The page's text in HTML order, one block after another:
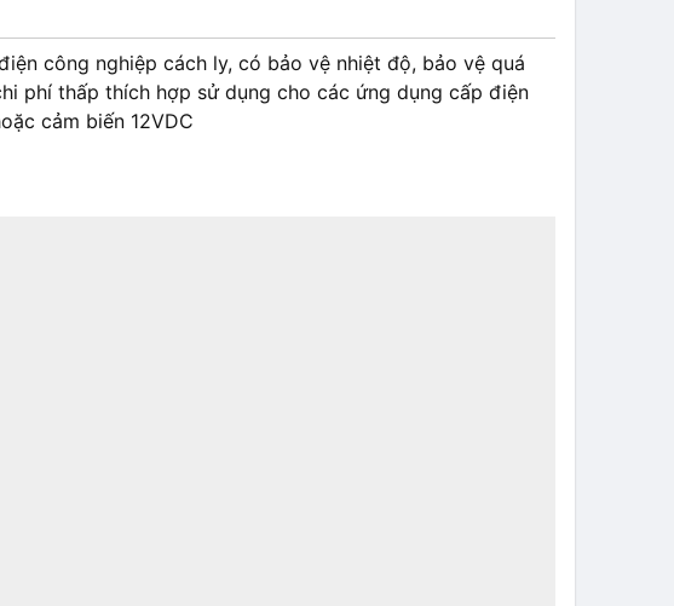
công nghiệp cách ly, có bảo vệ nhiệt độ, bảo vệ quá
phí thấp thích hợp sử dụng cho các ứng dụng cấp điện
cảm biến 12VDC